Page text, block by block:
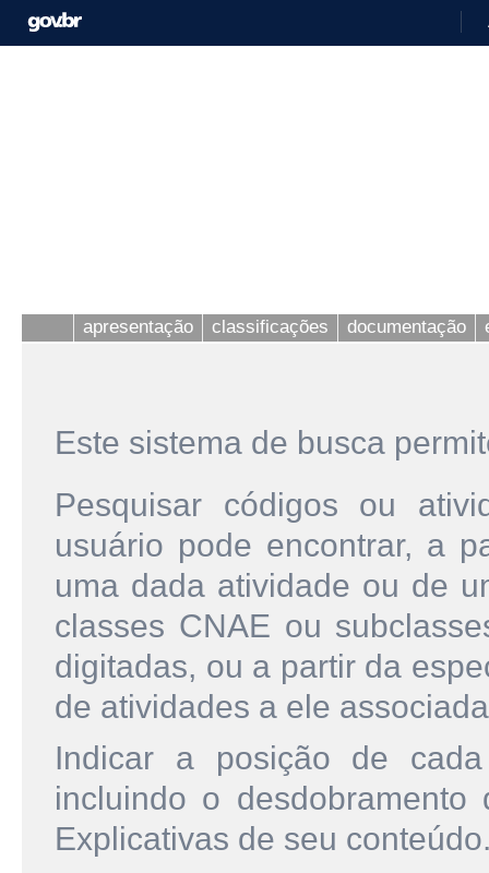
apresentação classificações documentação
Este sistema de busca
Pesquisar códigos ou
usuário pode encontrar, a
uma dada atividade ou de
classes CNAE ou
digitadas, ou a partir da
de atividades a ele
Indicar a posição de
incluindo o
Explicativas de seu